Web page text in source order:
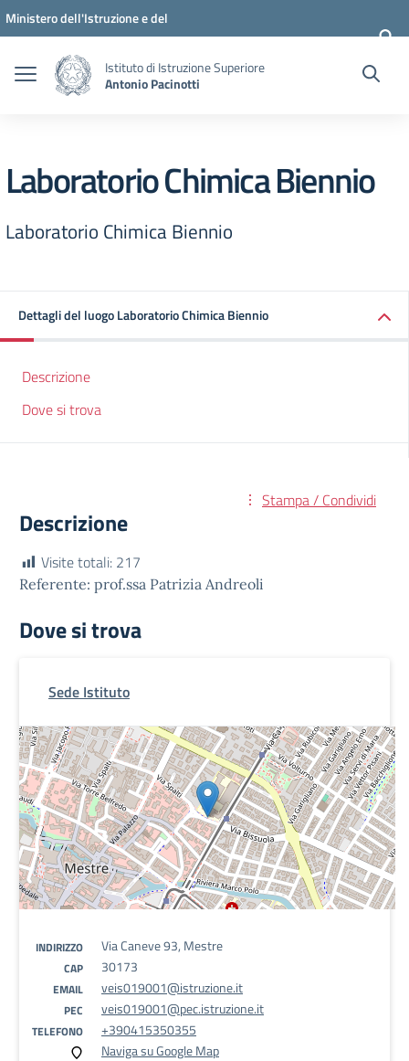
Vai ai contenuti
Vai al menu di navigazione
Vai al footer
Ministero dell'Istruzione e del
Istituto di Istruzione Superiore
Antonio Pacinotti
Laboratorio Chimica Biennio
Laboratorio Chimica Biennio
Dettagli del luogo Laboratorio Chimica Biennio
Descrizione
Dove si trova
Stampa / Condividi
Descrizione
Visite totali: 217
Referente: prof.ssa Patrizia Andreoli
Dove si trova
Sede Istituto
INDIRIZZO Via Caneve 93, Mestre
CAP 30173
EMAIL veis019001@istruzione.it
PEC veis019001@pec.istruzione.it
TELEFONO
+390415350355
Naviga su Google Map